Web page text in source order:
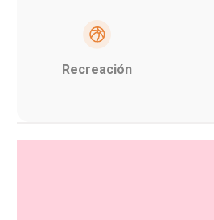
Recreación